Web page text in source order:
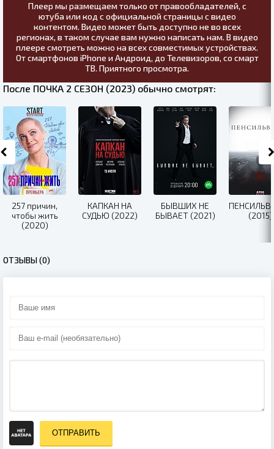
Плеер мы размещаем только от правообладателей, с
ютуба или код с официальной страницы с видео
контентом. Видео может быть доступно не во всех
регионах, в таком случае вам нужно написать нам. В видео
плеере смотреть можно на всех совместимых устройствах.
От смартфонов iPhone и Андроид, до Телевизоров, со смарт
ТВ. Приятного просмотра.
После ПОЧКА 2 СЕЗОН (2023) обычно смотрят:
257 причин,
чтобы жить
(2020)
КАПКАН НА
СУДЬЮ (2022)
БЫВШИХ НЕ
БЫВАЕТ (2021)
(2015)
ОТЗЫВЫ (0)
ОТПРАВИТЬ